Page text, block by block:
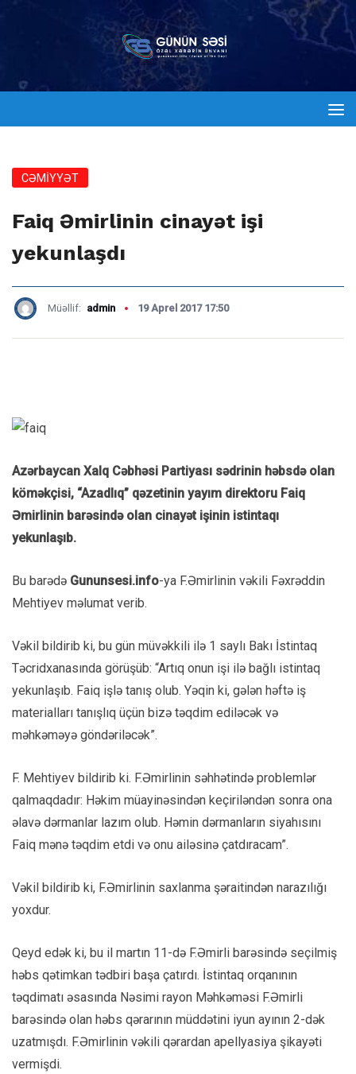
CƏMİYYƏT
Faiq Əmirlinin cinayət işi
yekunlaşdı
Müəllif: admin 19 Aprel 2017 17:50
Azərbaycan Xalq Cəbhəsi Partiyası sədrinin həbsdə olan
köməkçisi, “Azadlıq” qəzetinin yayım direktoru Faiq
Əmirlinin barəsində olan cinayət işinin istintaqı
yekunlaşıb.
Bu barədə Gununsesi.info-ya F.Əmirlinin vəkili Fəxrəddin
Mehtiyev məlumat verib.
Vəkil bildirib ki, bu gün müvəkkili ilə 1 saylı Bakı İstintaq
Təcridxanasında görüşüb: “Artıq onun işi ilə bağlı istintaq
yekunlaşıb. Faiq işlə tanış olub. Yəqin ki, gələn həftə iş
materialları tanışlıq üçün bizə təqdim ediləcək və
məhkəməyə göndəriləcək”.
F. Mehtiyev bildirib ki. F.Əmirlinin səhhətində problemlər
qalmaqdadır: Həkim müayinəsindən keçiriləndən sonra ona
əlavə dərmanlar lazım olub. Həmin dərmanların siyahısını
Faiq mənə təqdim etdi və onu ailəsinə çatdıracam”.
Vəkil bildirib ki, F.Əmirlinin saxlanma şəraitindən narazılığı
yoxdur.
Qeyd edək ki, bu il martın 11-də F.Əmirli barəsində seçilmiş
həbs qətimkan tədbiri başa çatırdı. İstintaq orqanının
təqdimatı əsasında Nəsimi rayon Məhkəməsi F.Əmirli
barəsində olan həbs qərarının müddətini iyun ayının 2-dək
uzatmışdı. F.Əmirlinin vəkili qərardan apellyasiya şikayəti
vermişdi.